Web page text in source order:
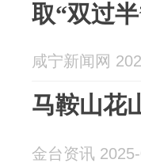
取“双过
咸宁新闻网
马鞍山花
金台资讯